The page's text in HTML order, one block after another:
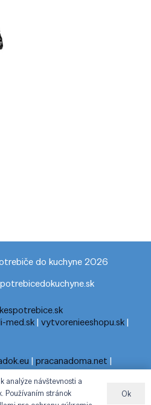
do kuchyne 2026
med.sk|vytvorenieeshopu.sk|
|pracanadoma.net |
|praca-z-domu-na-pc.sk|
dovolenkuj.sk|cestovny-
analýze návštevnosti a
Používaním stránok
Ok